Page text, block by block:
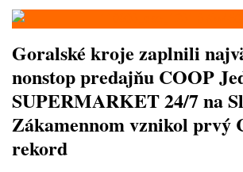
Goralské kroje zaplnili
nonstop predajňu COOP
SUPERMARKET 24/7 na
Zákamennom vznikol prvý
rekord